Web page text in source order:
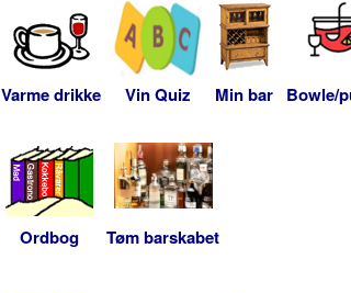
Varme drikke Vin Quiz Min bar Bowle/
Ordbog Tøm barskabet